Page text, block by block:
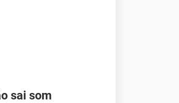
sai som